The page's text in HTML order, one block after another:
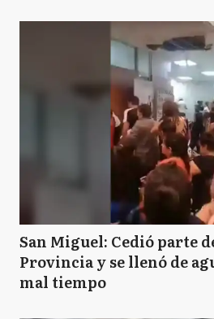
N Necochea
P Pergamino
Pinamar
R Ramallo
San Miguel: Cedió parte
Provincia y se llenó de
mal tiempo